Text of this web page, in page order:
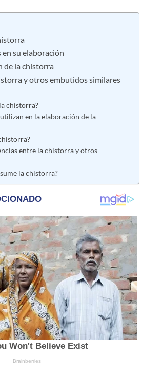
su elaboración
de la chistorra
y otros embutidos similares
chistorra?
en la elaboración de la
entre la chistorra y otros
la chistorra?